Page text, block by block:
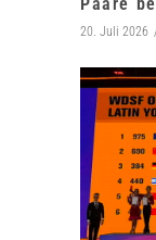
20. Juli 2026